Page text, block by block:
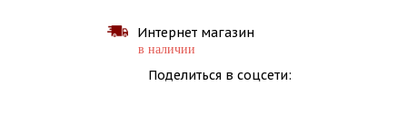
Интернет магазин
в наличии
Поделиться в соцсети: